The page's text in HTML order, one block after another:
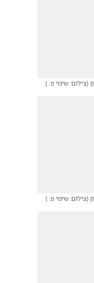
(צילום: שימי פ. )
(צילום: שימי פ. )